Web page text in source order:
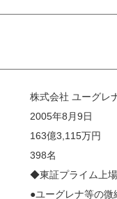
株式会社 ユーグレ
2005年8月9日
163億3,115万円
398名
◆東証プライム上場
●ユーグレナ等の